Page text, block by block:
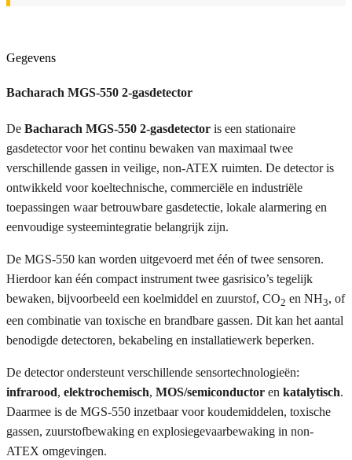
Gegevens
Bacharach MGS-550 2-gasdetector
De Bacharach MGS-550 2-gasdetector is een stationaire
gasdetector voor het continu bewaken van maximaal twee
verschillende gassen in veilige, non-ATEX ruimten. De detector is
ontwikkeld voor koeltechnische, commerciële en industriële
toepassingen waar betrouwbare gasdetectie, lokale alarmering en
eenvoudige systeemintegratie belangrijk zijn.
De MGS-550 kan worden uitgevoerd met één of twee sensoren.
Hierdoor kan één compact instrument twee gasrisico’s tegelijk
bewaken, bijvoorbeeld een koelmiddel en zuurstof, CO2 en NH3, of
een combinatie van toxische en brandbare gassen. Dit kan het aantal
benodigde detectoren, bekabeling en installatiewerk beperken.
De detector ondersteunt verschillende sensortechnologieën:
infrarood, elektrochemisch, MOS/semiconductor en katalytisch.
Daarmee is de MGS-550 inzetbaar voor koudemiddelen, toxische
gassen, zuurstofbewaking en explosiegevaarbewaking in non-
ATEX omgevingen.